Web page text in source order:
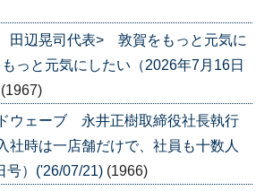
辺晃司代表> 敦賀をもっと元気に
っと元気にしたい（2026年7月16日
(1967)
ウェーブ 永井正樹取締役社長執行
時は一店舗だけで、社員も十数人
号）('26/07/21) (1966)